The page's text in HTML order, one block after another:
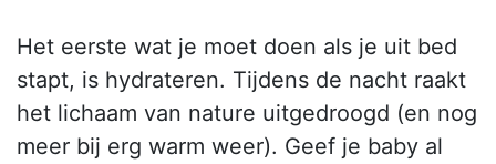
Het eerste wat je moet doen als je uit bed
stapt, is hydrateren. Tijdens de nacht raakt
het lichaam van nature uitgedroogd (en nog
meer bij erg warm weer). Geef je baby al